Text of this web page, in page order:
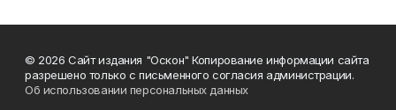
© 2026 Сайт издания "Оскон" Копирование информации сайта
разрешено только с письменного согласия администрации.
Об использовании персональных данных